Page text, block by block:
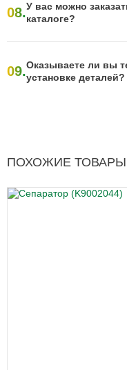
08.У вас можно
каталоге?
09.Оказываете ли вы
установке деталей?
ПОХОЖИЕ ТОВАРЫ